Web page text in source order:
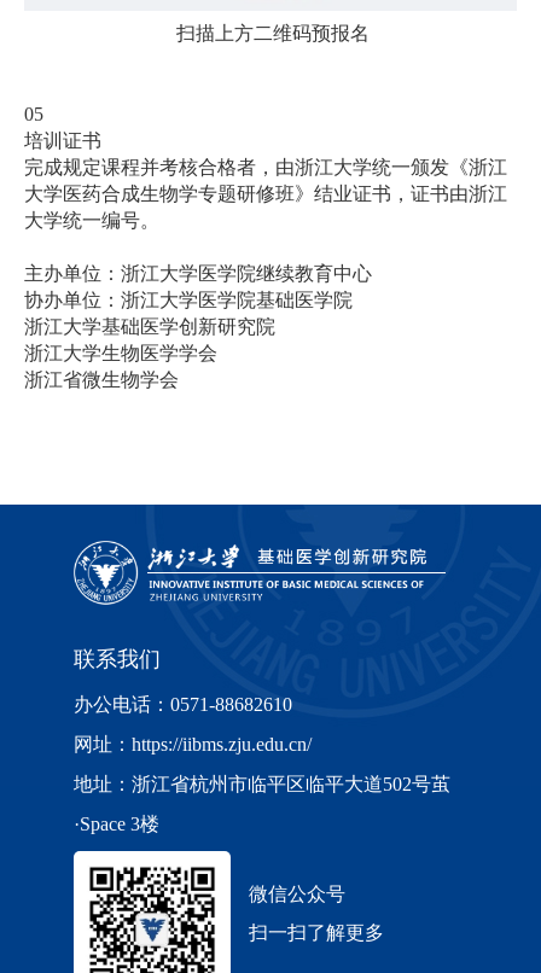
扫描上方二维码预报名
05
培训证书
完成规定课程并考核合格者，由浙江大学统一颁发《浙江
大学医药合成生物学专题研修班》结业证书，证书由浙江
大学统一编号。
主办单位：浙江大学医学院继续教育中心
协办单位：浙江大学医学院基础医学院
浙江大学基础医学创新研究院
浙江大学生物医学学会
浙江省微生物学会
联系我们
办公电话：0571-88682610
网址：https://iibms.zju.edu.cn/
地址：浙江省杭州市临平区临平大道502号茧
·Space 3楼
微信公众号
扫一扫了解更多